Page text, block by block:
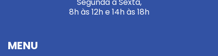
Segunda a Sexta,
8h às 12h e 14h às 18h
MENU